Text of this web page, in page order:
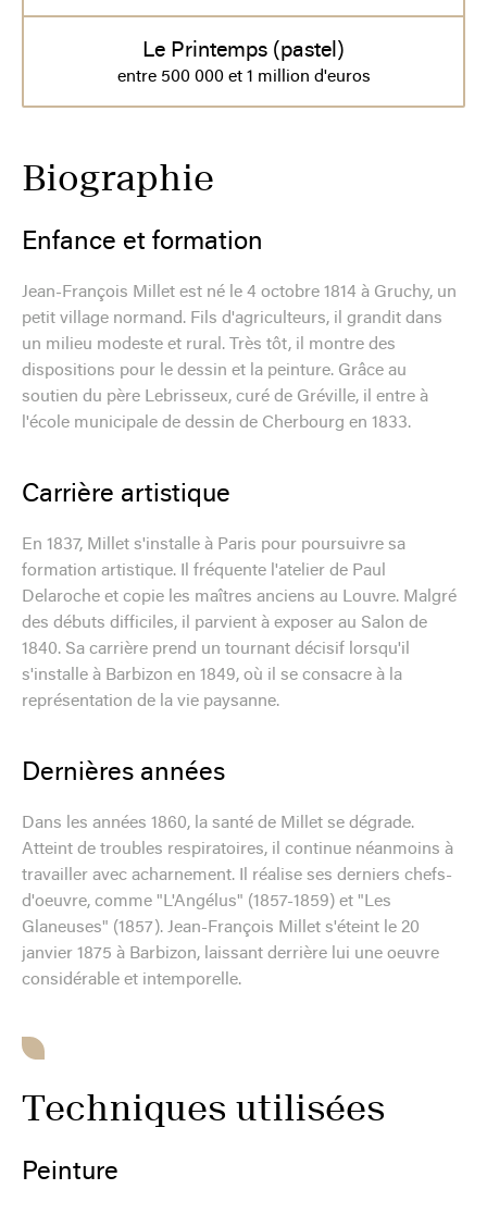
Le Printemps (pastel)
entre 500 000 et 1 million d'euros
Biographie
Enfance et formation
Jean-François Millet est né le 4 octobre 1814 à Gruchy, un
petit village normand. Fils d'agriculteurs, il grandit dans
un milieu modeste et rural. Très tôt, il montre des
dispositions pour le dessin et la peinture. Grâce au
soutien du père Lebrisseux, curé de Gréville, il entre à
l'école municipale de dessin de Cherbourg en 1833.
Carrière artistique
En 1837, Millet s'installe à Paris pour poursuivre sa
formation artistique. Il fréquente l'atelier de Paul
Delaroche et copie les maîtres anciens au Louvre. Malgré
des débuts difficiles, il parvient à exposer au Salon de
1840. Sa carrière prend un tournant décisif lorsqu'il
s'installe à Barbizon en 1849, où il se consacre à la
représentation de la vie paysanne.
Dernières années
Dans les années 1860, la santé de Millet se dégrade.
Atteint de troubles respiratoires, il continue néanmoins à
travailler avec acharnement. Il réalise ses derniers chefs-
d'oeuvre, comme "L'Angélus" (1857-1859) et "Les
Glaneuses" (1857). Jean-François Millet s'éteint le 20
janvier 1875 à Barbizon, laissant derrière lui une oeuvre
considérable et intemporelle.
Techniques utilisées
Peinture